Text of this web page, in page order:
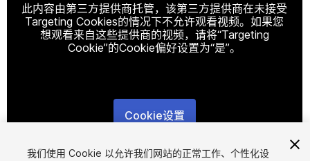
此内容由第三方提供商托管，该第三方提供商在未接受
Targeting Cookies的情况下不允许观看视频。如果您
想观看来自这些提供商的视频，请将“Targeting
Cookie”的Cookie偏好设置为“是”。
Cookie设置
1/13
我们使用 Cookie 以允许我们网站的正常工作、个性化设